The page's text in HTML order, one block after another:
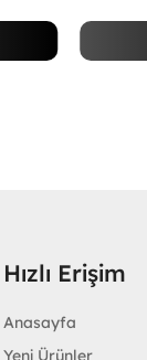
Hızlı Erişim
Anasayfa
Yeni Ürünler